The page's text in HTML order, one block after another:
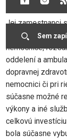
Jej zamestnanci
do 15.30 hod.)
nemocnice,
oddelení a
dopravnej
nemocnici či pri
súčasne možné
výkony a iné
celkovú
bola súčasne